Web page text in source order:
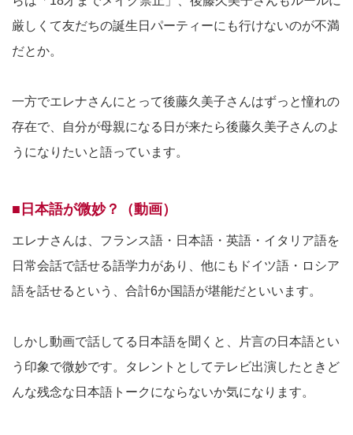
厳しくて友だちの誕生日パーティーにも行けないのが不満
だとか。
一方でエレナさんにとって後藤久美子さんはずっと憧れの
存在で、自分が母親になる日が来たら後藤久美子さんのよ
うになりたいと語っています。
■日本語が微妙？（動画）
エレナさんは、フランス語・日本語・英語・イタリア語を
日常会話で話せる語学力があり、他にもドイツ語・ロシア
語を話せるという、合計6か国語が堪能だといいます。
しかし動画で話してる日本語を聞くと、片言の日本語とい
う印象で微妙です。タレントとしてテレビ出演したときど
んな残念な日本語トークにならないか気になります。